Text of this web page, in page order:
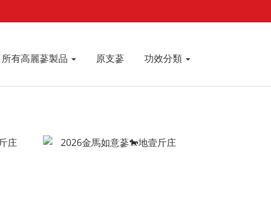
所有高麗蔘製品 原支蔘 功效分類